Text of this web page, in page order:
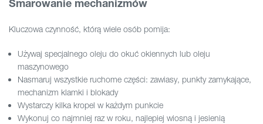
Smarowanie mechanizmów
Kluczowa czynność, którą wiele osób pomija:
Używaj specjalnego oleju do okuć okiennych lub oleju
maszynowego
Nasmaruj wszystkie ruchome części: zawiasy, punkty zamykające,
mechanizm klamki i blokady
Wystarczy kilka kropel w każdym punkcie
Wykonuj co najmniej raz w roku, najlepiej wiosną i jesienią